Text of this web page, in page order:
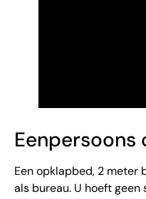
Een opklapbed, 2 meter
als bureau. U hoeft